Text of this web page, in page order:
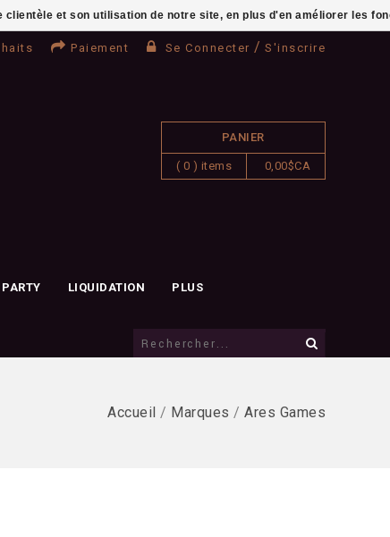
Paiement Se Connecter / S'inscrire
PANIER
( 0 ) items 0,00$CA
LIQUIDATION PLUS
Accueil / Marques / Ares Games
et son utilisation de notre site, en plus d'en améliorer les